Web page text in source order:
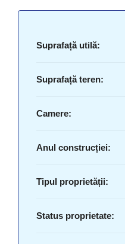
Suprafață utilă:
Suprafață teren:
Camere:
Anul construcției:
Tipul proprietății:
Status proprietate: